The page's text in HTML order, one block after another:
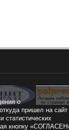
о
пришел на сайт
статистических
кнопку